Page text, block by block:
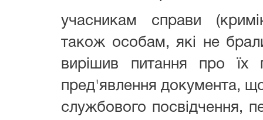
учасникам справи
також особам, які не
вирішив питання про їх
пред'явлення документа,
службового посвідчення,